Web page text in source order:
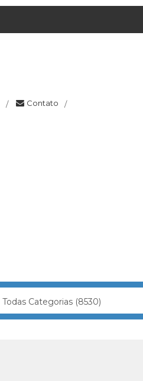
/ Contato /
Todas Categorias (8530)